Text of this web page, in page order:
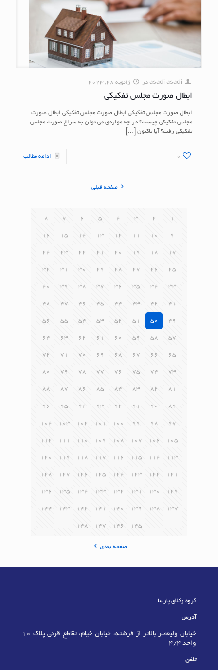
asadi asadi در ژانویه 28, 2023
ابطال صورت مجلس تفکیکی
ابطال صورت مجلس تفکیکی ابطال صورت مجلس تفکیکی ابطال صورت
مجلس تفکیکی چیست؟ در چه مواردی می توان به سراغ صورت مجلس
تفکیکی رفت؟ آیا تاکنون […]
0 ادامه مطالب
صفحه قبلی
1
2
3
4
5
6
7
8
9
10
11
12
13
14
15
16
17
18
19
20
21
22
23
24
25
26
27
28
29
30
31
32
33
34
35
36
37
38
39
40
41
42
43
44
45
46
47
48
49
50
51
52
53
54
55
56
57
58
59
60
61
62
63
64
65
66
67
68
69
70
71
72
73
74
75
76
77
78
79
80
81
82
83
84
85
86
87
88
89
90
91
92
93
94
95
96
97
98
99
100
101
102
103
104
105
106
107
108
109
110
111
112
113
114
115
116
117
118
119
120
121
122
123
124
125
126
127
128
129
130
131
132
133
134
135
136
137
138
139
140
141
142
143
144
145
146
147
148
صفحه بعدی
گروه وکلای پارسا
آدرس
خیابان ولیعصر بالاتر از فرشته، خیابان خیام، تقاطع قرنی پلاک 10
واحد 4/4
تلفن